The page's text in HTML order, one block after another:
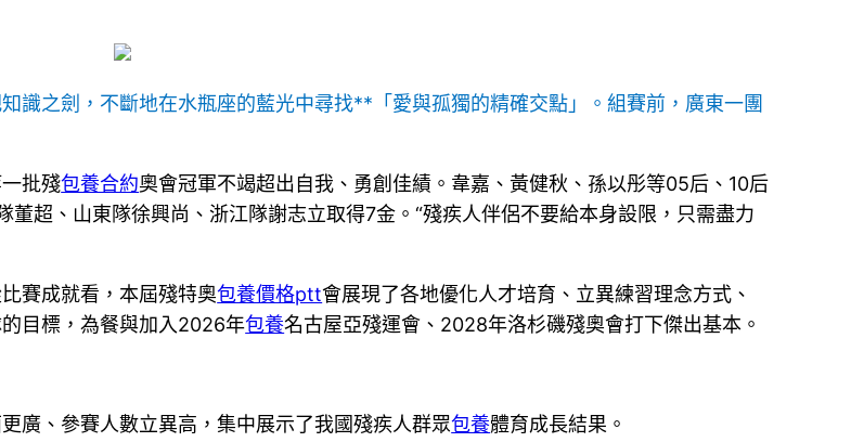
識之劍，不斷地在水瓶座的藍光中尋找**「愛與孤獨的精確交點」。組賽前，廣東一團
批殘包養合約奧會冠軍不竭超出自我、勇創佳績。韋嘉、黃健秋、孫以彤等05后、10后
超、山東隊徐興尚、浙江隊謝志立取得7金。“殘疾人伴侶不要給本身設限，只需盡力
賽成就看，本屆殘特奧包養價格ptt會展現了各地優化人才培育、立異練習理念方式、
目標，為餐與加入2026年包養名古屋亞殘運會、2028年洛杉磯殘奧會打下傑出基本。
廣、參賽人數立異高，集中展示了我國殘疾人群眾包養體育成長結果。